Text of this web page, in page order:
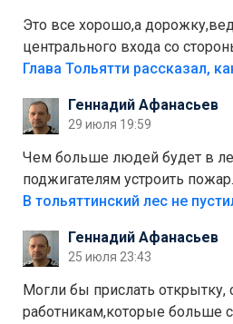
Это все хорошо,а
центрального входа со
аттракционам слабо
лежала в парке и
украли.
Геннадий Афанасьев
29 июля 19:59
Чем больше людей будет в
поджигателям устроить
костры,тех надо безбожно
Штрафы мизерные.
Геннадий Афанасьев
25 июля 23:43
Могли бы прислать открытку,
работникам,которые больше